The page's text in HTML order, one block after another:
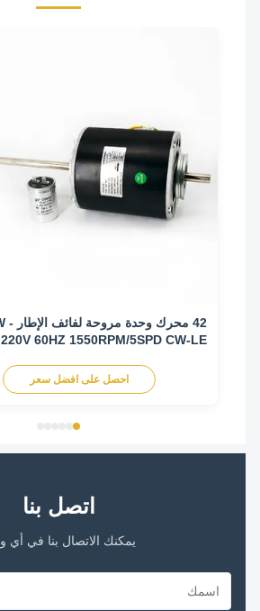
42 محرك وحدة مروحة لفائف الإطار - 350W
220V 60HZ 1550RPM/5SPD CW-LE
احصل على افضل سعر
اتصل بنا
يمكنك الاتصال بنا في أي وقت